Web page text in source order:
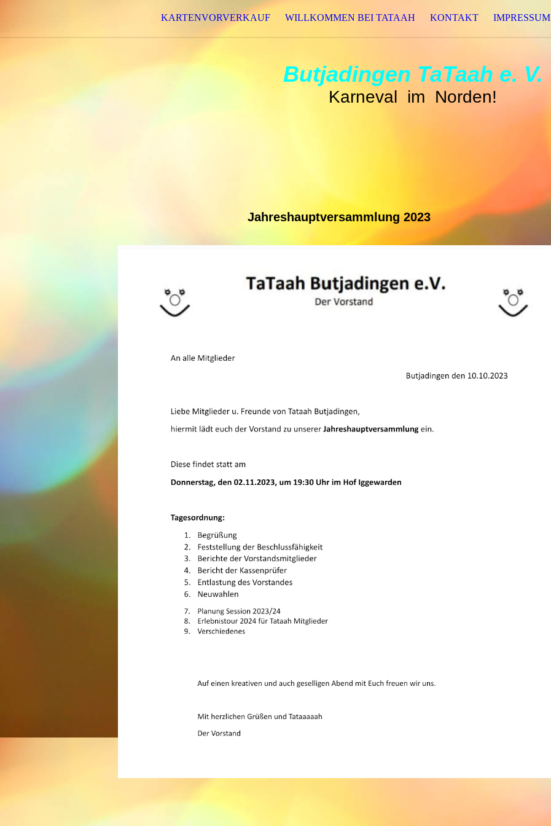
KARTENVORVERKAUF WILLKOMMEN BEI TATAAH KONTAKT IMPRESSUM
Butjadingen TaTaah e. V.
Karneval im Norden!
Jahreshauptversammlung 2023